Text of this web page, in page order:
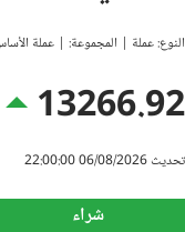
USD/CAD
USD/CHF
النوع: عملة | المجموعة: | عملة الأساس:
13266.92
شراء
تحديث 06/08/2026 22:00:00